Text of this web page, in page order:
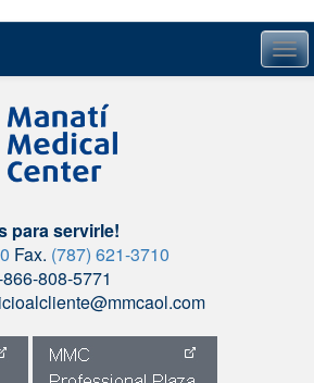
para servirle!
Fax. (787) 621-3710
808-5771